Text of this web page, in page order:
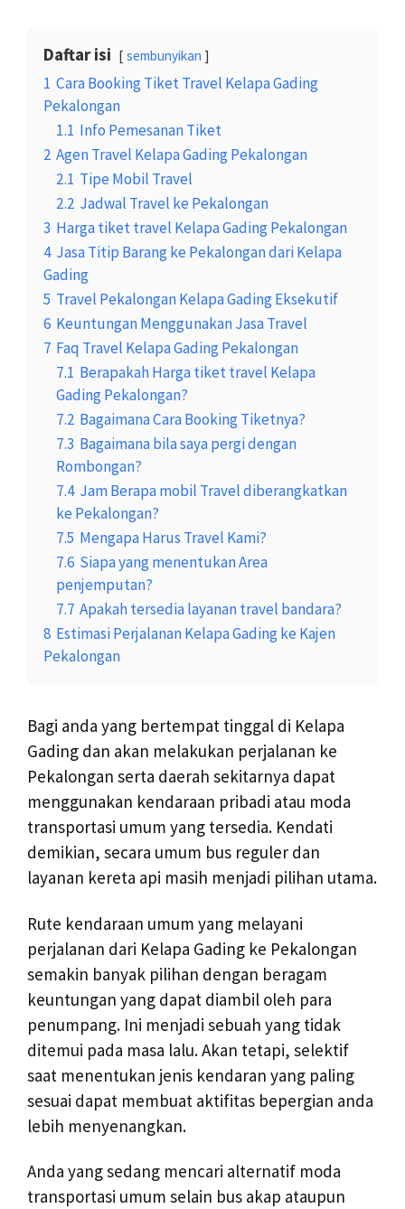
Daftar isi sembunyikan
1 Cara Booking Tiket Travel Kelapa Gading
Pekalongan
1.1 Info Pemesanan Tiket
2 Agen Travel Kelapa Gading Pekalongan
2.1 Tipe Mobil Travel
2.2 Jadwal Travel ke Pekalongan
3 Harga tiket travel Kelapa Gading Pekalongan
4 Jasa Titip Barang ke Pekalongan dari Kelapa
Gading
5 Travel Pekalongan Kelapa Gading Eksekutif
6 Keuntungan Menggunakan Jasa Travel
7 Faq Travel Kelapa Gading Pekalongan
7.1 Berapakah Harga tiket travel Kelapa
Gading Pekalongan?
7.2 Bagaimana Cara Booking Tiketnya?
7.3 Bagaimana bila saya pergi dengan
Rombongan?
7.4 Jam Berapa mobil Travel diberangkatkan
ke Pekalongan?
7.5 Mengapa Harus Travel Kami?
7.6 Siapa yang menentukan Area
penjemputan?
7.7 Apakah tersedia layanan travel bandara?
8 Estimasi Perjalanan Kelapa Gading ke Kajen
Pekalongan
Bagi anda yang bertempat tinggal di Kelapa
Gading dan akan melakukan perjalanan ke
Pekalongan serta daerah sekitarnya dapat
menggunakan kendaraan pribadi atau moda
transportasi umum yang tersedia. Kendati
demikian, secara umum bus reguler dan
layanan kereta api masih menjadi pilihan utama.
Rute kendaraan umum yang melayani
perjalanan dari Kelapa Gading ke Pekalongan
semakin banyak pilihan dengan beragam
keuntungan yang dapat diambil oleh para
penumpang. Ini menjadi sebuah yang tidak
ditemui pada masa lalu. Akan tetapi, selektif
saat menentukan jenis kendaran yang paling
sesuai dapat membuat aktifitas bepergian anda
lebih menyenangkan.
Anda yang sedang mencari alternatif moda
transportasi umum selain bus akap ataupun